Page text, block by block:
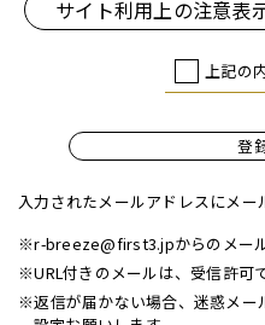
サイト利用上の注意表
上記の
登
入力されたメールアドレスにメー
※r-breeze@first3.jpからのメール
※URL付きのメールは、受信許可
※返信が届かない場合、迷惑メー